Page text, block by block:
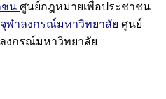
ชน ศูนย์กฎหมายเพื่อประชาชน
ฬาลงกรณ์มหาวิทยาลัย ศูนย์
งกรณ์มหาวิทยาลัย